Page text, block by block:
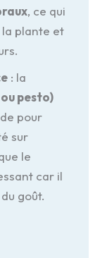
, ce qui
la plante et
: la
pesto)
pour
sur
le
car il
goût.